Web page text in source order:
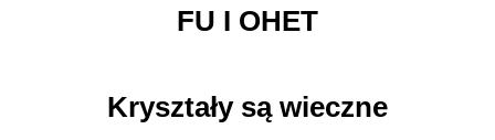
FU I OHET
Kryształy są wieczne